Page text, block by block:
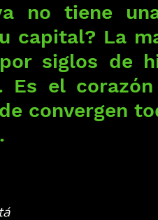
no tiene
capital? La
siglos de
Es el
convergen